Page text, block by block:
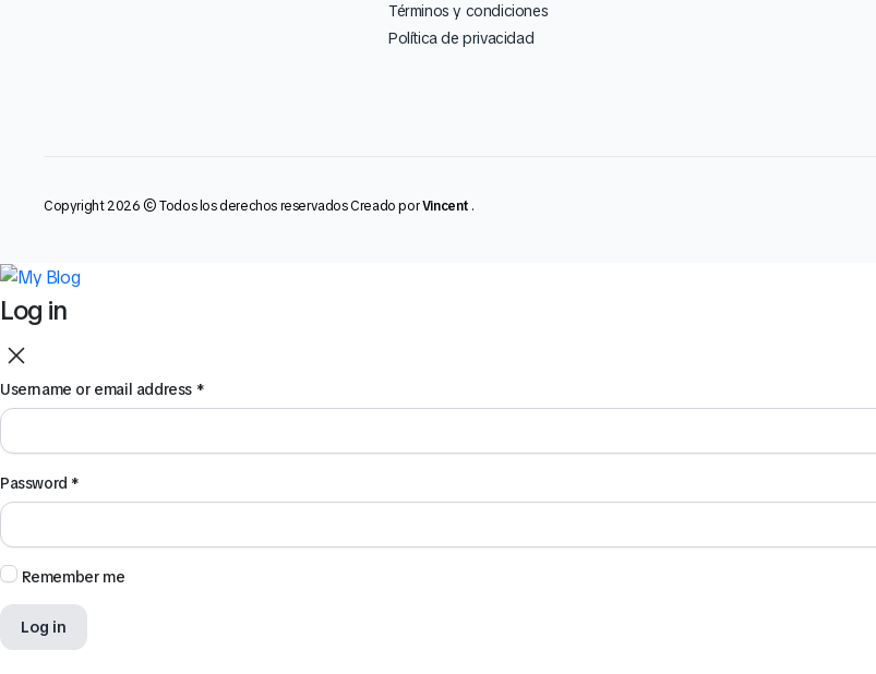
Términos y condiciones
Política de privacidad
Copyright 2026 © Todos los derechos reservados Creado porVincent .
Log in
Username or email address *
Password *
Remember me
Log in